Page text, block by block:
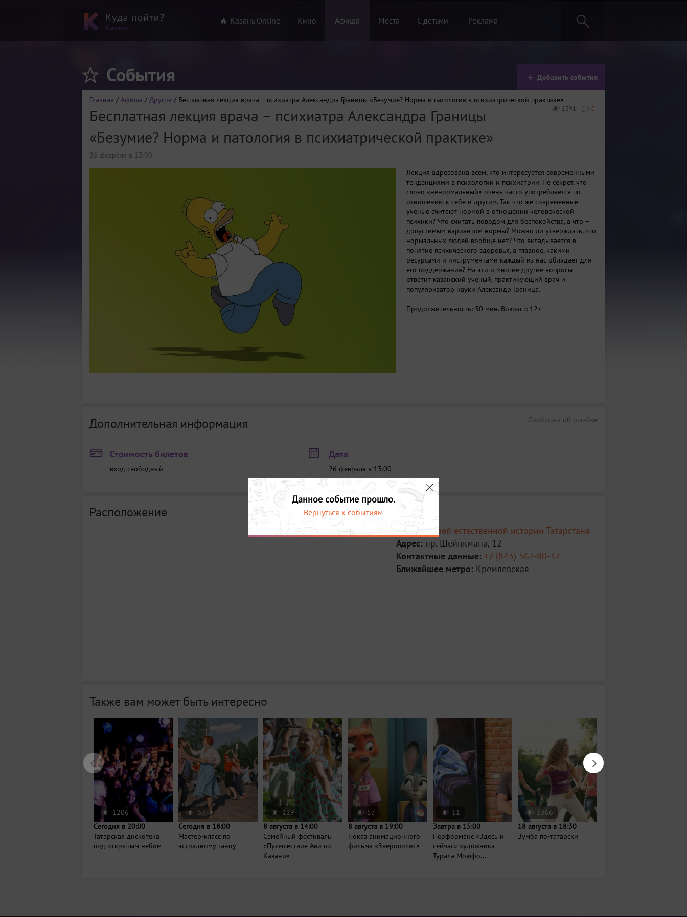
🔥 Казань Online Кино Афиша Места С детьми Реклама
События Добавить события
Главная / Афиша / Другое / Бесплатная лекция врача – психиатра Александра Границы «Безумие? Норма и патология в психиатрической практике»
0
2391
Бесплатная лекция врача – психиатра Александра Границы
«Безумие? Норма и патология в психиатрической практике»
26 февраля в 13:00
Лекция адресована всем, кто интересуется современными
тенденциями в психологии и психиатрии. Не секрет, что
слово «ненормальный» очень часто употребляется по
отношению к себе и другим. Так что же современные
ученые считают нормой в отношении человеческой
психики? Что считать поводом для беспокойства, а что –
допустимым вариантом нормы? Можно ли утверждать, что
нормальных людей вообще нет? Что вкладывается в
понятие психического здоровья, а главное, какими
ресурсами и инструментами каждый из нас обладает для
его поддержания? На эти и многие другие вопросы
ответит казанский ученый, практикующий врач и
популяризатор науки Александр Граница.
Продолжительность: 50 мин. Возраст: 12+
Сообщить об ошибке
Дополнительная информация
Стоимость билетов
вход свободный
Дата
26 февраля в 13:00
Расположение
Место:
Музей естественной истории Татарстана
Адрес: пр. Шейнкмана, 12
Контактные данные: +7 (843) 567-80-37
Ближайшее метро: Кремлёвская
Также вам может быть интересно
1206
Сегодня в 20:00
Татарская дискотека
под открытым небом
67
Сегодня в 18:00
Мастер-класс по
эстрадному танцу
129
8 августа в 14:00
Семейный фестиваль
«Путешествие Ави по
Казани»
57
8 августа в 19:00
Показ анимационного
фильма «Зверополис»
11
Завтра в 15:00
Перформанс «Здесь и
сейчас» художника
Турала Моюфо...
1366
18 августа в 18:30
Зумба по-татарски
Данное событие прошло.
Вернуться к событиям